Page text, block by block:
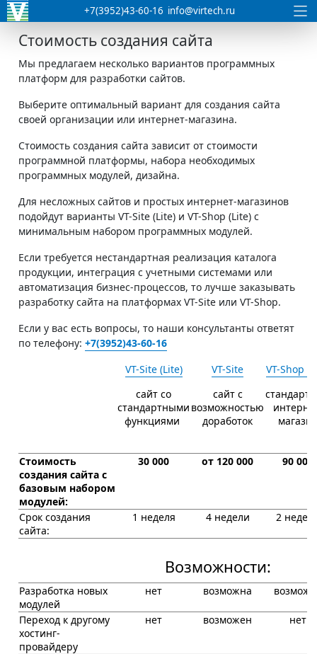
+7(3952)43-60-16 info@virtech.ru
Стоимость создания сайта
Мы предлагаем несколько вариантов программных
платформ для разработки сайтов.
Выберите оптимальный вариант для создания сайта
своей организации или интернет-магазина.
Стоимость создания сайта зависит от стоимости
программной платформы, набора необходимых
программных модулей, дизайна.
Для несложных сайтов и простых интернет-магазинов
подойдут варианты VT-Site (Lite) и VT-Shop (Lite) с
минимальным набором программных модулей.
Если требуется нестандартная реализация каталога
продукции, интеграция с учетными системами или
автоматизация бизнес-процессов, то лучше заказывать
разработку сайта на платформах VT-Site или VT-Shop.
Если у вас есть вопросы, то наши консультанты ответят
по телефону: +7(3952)43-60-16
VT-Site (Lite)
сайт со
стандартными
функциями
VT-Site
сайт с
возможностью
доработок
VT-Shop
Стоимость
создания сайта с
базовым набором
модулей:
30 000 от 120 000 90 000
Срок создания
сайта:
1 неделя 4 недели 2
Возможности:
Разработка новых
модулей
нет возможна
Переход к другому
хостинг-
провайдеру
нет возможен нет